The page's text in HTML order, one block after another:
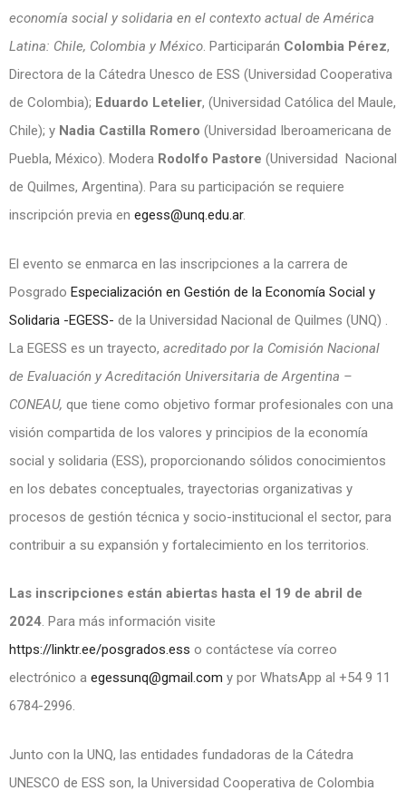
economía social y solidaria en el contexto actual de América
Latina: Chile, Colombia y México. Participarán Colombia Pérez,
Directora de la Cátedra Unesco de ESS (Universidad Cooperativa
de Colombia); Eduardo Letelier, (Universidad Católica del Maule,
Chile); y Nadia Castilla Romero (Universidad Iberoamericana de
Puebla, México). Modera Rodolfo Pastore (Universidad Nacional
de Quilmes, Argentina). Para su participación se requiere
inscripción previa en egess@unq.edu.ar.
El evento se enmarca en las inscripciones a la carrera de
Posgrado Especialización en Gestión de la Economía Social y
Solidaria -EGESS- de la Universidad Nacional de Quilmes (UNQ) .
La EGESS es un trayecto, acreditado por la Comisión Nacional
de Evaluación y Acreditación Universitaria de Argentina –
CONEAU, que tiene como objetivo formar profesionales con una
visión compartida de los valores y principios de la economía
social y solidaria (ESS), proporcionando sólidos conocimientos
en los debates conceptuales, trayectorias organizativas y
procesos de gestión técnica y socio-institucional el sector, para
contribuir a su expansión y fortalecimiento en los territorios.
Las inscripciones están abiertas hasta el 19 de abril de
2024. Para más información visite
https://linktr.ee/posgrados.ess o contáctese vía correo
electrónico a egessunq@gmail.com y por WhatsApp al +54 9 11
6784-2996.
Junto con la UNQ, las entidades fundadoras de la Cátedra
UNESCO de ESS son, la Universidad Cooperativa de Colombia